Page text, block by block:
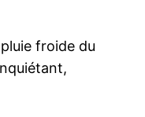
froide du